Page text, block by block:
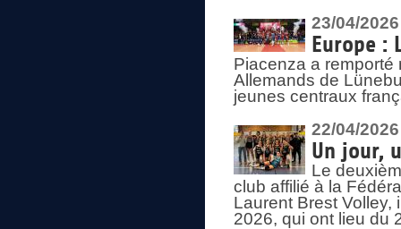
23/04/2026
Europe :
Piacenza a remporté
Allemands de
jeunes centraux
22/04/2026
Un jour,
Le
club affilié à la
Laurent Brest Volley,
2026, qui ont lieu du